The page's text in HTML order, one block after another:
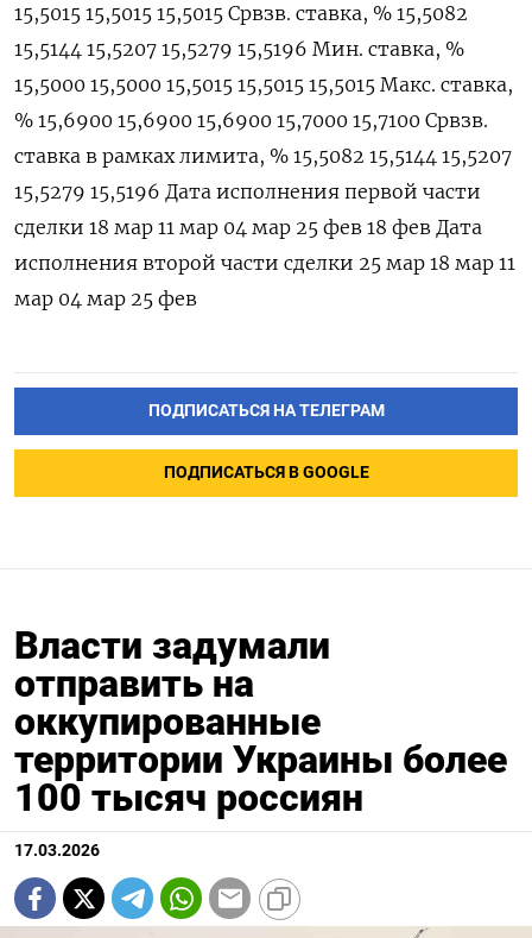
15,5015 15,5015 15,5015 Срвзв. cтавка, % 15,5082
15,5144 15,5207 15,5279 15,5196 Мин. ставка, %
15,5000 15,5000 15,5015 15,5015 15,5015 Макс. ставка,
% 15,6900 15,6900 15,6900 15,7000 15,7100 Срвзв.
ставка в рамках лимита, % 15,5082 15,5144 15,5207
15,5279 15,5196 Дата исполнения первой части ​
сделки 18 ⁠мар 11 мар 04 мар 25 фев 18 ‌фев Дата
исполнения ‌второй части сделки 25 мар 18 ​мар 11
мар 04 ‌мар 25 фев
ПОДПИСАТЬСЯ НА ТЕЛЕГРАМ
ПОДПИСАТЬСЯ В GOOGLE
Власти задумали
отправить на
оккупированные
территории Украины более
100 тысяч россиян
17.03.2026